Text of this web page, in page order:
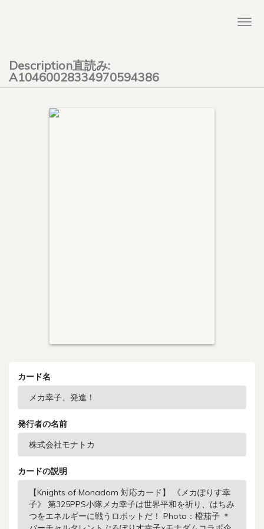
Description直読み:
A10460028334970594386
カード名
発行者の名前
カードの説明